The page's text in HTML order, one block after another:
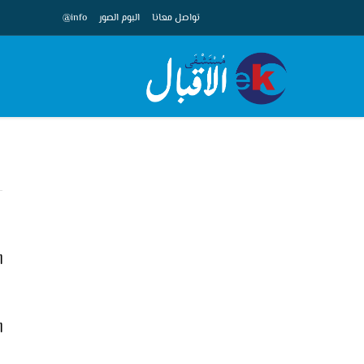
تواصل معانا البوم الصور info@